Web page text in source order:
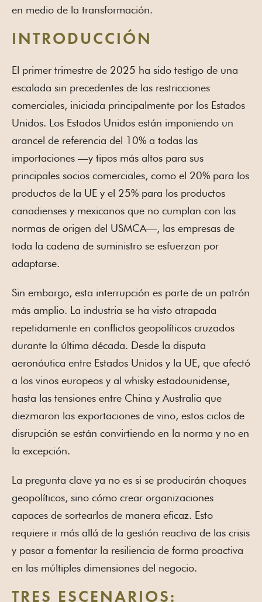
en medio de la transformación.
INTRODUCCIÓN
El primer trimestre de 2025 ha sido testigo de una
escalada sin precedentes de las restricciones
comerciales, iniciada principalmente por los Estados
Unidos. Los Estados Unidos están imponiendo un
arancel de referencia del 10% a todas las
importaciones —y tipos más altos para sus
principales socios comerciales, como el 20% para los
productos de la UE y el 25% para los productos
canadienses y mexicanos que no cumplan con las
normas de origen del USMCA—, las empresas de
toda la cadena de suministro se esfuerzan por
adaptarse.
Sin embargo, esta interrupción es parte de un patrón
más amplio. La industria se ha visto atrapada
repetidamente en conflictos geopolíticos cruzados
durante la última década. Desde la disputa
aeronáutica entre Estados Unidos y la UE, que afectó
a los vinos europeos y al whisky estadounidense,
hasta las tensiones entre China y Australia que
diezmaron las exportaciones de vino, estos ciclos de
disrupción se están convirtiendo en la norma y no en
la excepción.
La pregunta clave ya no es si se producirán choques
geopolíticos, sino cómo crear organizaciones
capaces de sortearlos de manera eficaz. Esto
requiere ir más allá de la gestión reactiva de las crisis
y pasar a fomentar la resiliencia de forma proactiva
en las múltiples dimensiones del negocio.
TRES ESCENARIOS: